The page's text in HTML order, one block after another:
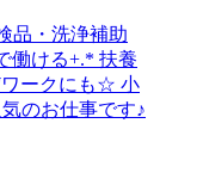
品・洗浄補助
働ける+.* 扶養
ワークにも☆ 小
のお仕事です♪